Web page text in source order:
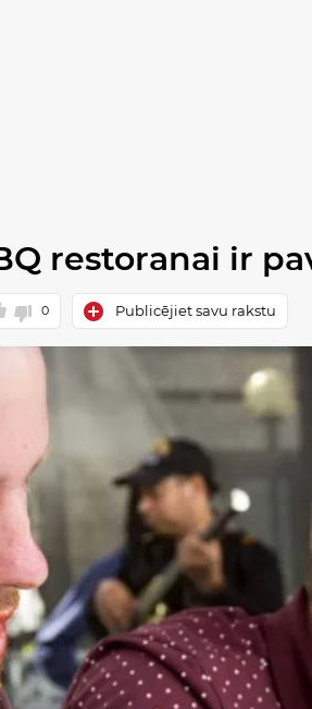
restoranai ir
0 Publicējiet savu rakstu